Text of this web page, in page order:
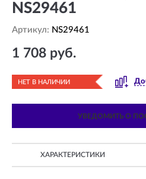
NS29461
Артикул: NS29461
1 708 руб.
НЕТ В НАЛИЧИИ
УВЕДОМИТЬ О
ХАРАКТЕРИСТИКИ